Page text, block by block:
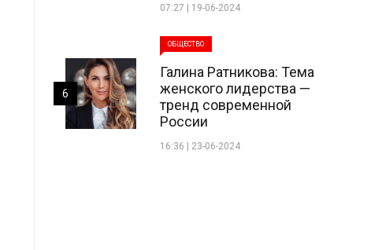
07:27 | 19-06-2024
ОБЩЕСТВО
Галина Ратникова: Тема
женского лидерства —
тренд современной
России
16:36 | 23-06-2024
6